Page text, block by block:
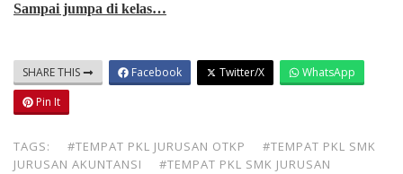
Sampai jumpa di kelas…
SHARE THIS Facebook Twitter/X
WhatsApp
Pin It
TAGS: #TEMPAT PKL JURUSAN OTKP
#TEMPAT PKL SMK
JURUSAN AKUNTANSI
#TEMPAT PKL SMK JURUSAN